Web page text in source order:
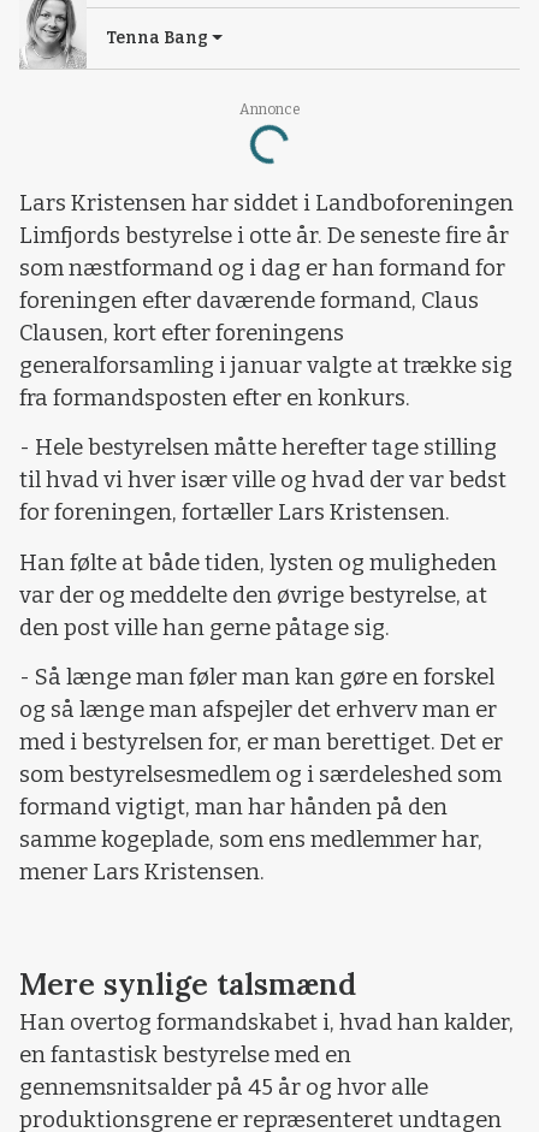
Annonce
Loading...
Tenna Bang
Lars Kristensen har siddet i Landboforeningen
Limfjords bestyrelse i otte år. De seneste fire år
som næstformand og i dag er han formand for
foreningen efter daværende formand, Claus
Clausen, kort efter foreningens
generalforsamling i januar valgte at trække sig
fra formandsposten efter en konkurs.
- Hele bestyrelsen måtte herefter tage stilling
til hvad vi hver især ville og hvad der var bedst
for foreningen, fortæller Lars Kristensen.
Han følte at både tiden, lysten og muligheden
var der og meddelte den øvrige bestyrelse, at
den post ville han gerne påtage sig.
- Så længe man føler man kan gøre en forskel
og så længe man afspejler det erhverv man er
med i bestyrelsen for, er man berettiget. Det er
som bestyrelsesmedlem og i særdeleshed som
formand vigtigt, man har hånden på den
samme kogeplade, som ens medlemmer har,
mener Lars Kristensen.
Mere synlige talsmænd
Han overtog formandskabet i, hvad han kalder,
en fantastisk bestyrelse med en
gennemsnitsalder på 45 år og hvor alle
produktionsgrene er repræsenteret undtagen